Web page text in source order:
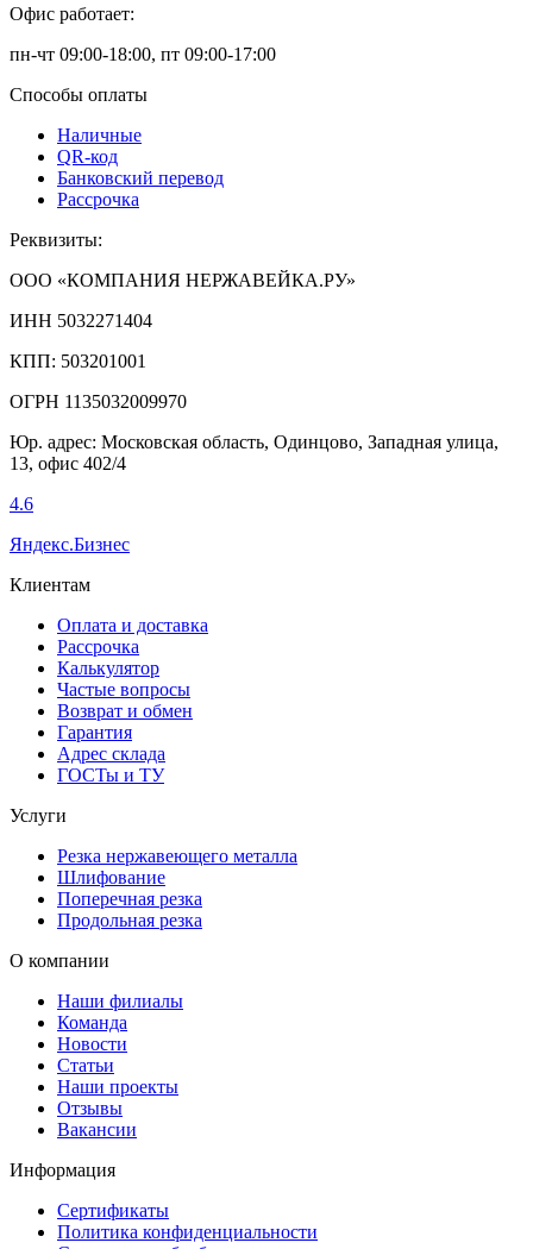
Офис работает:
пн-чт 09:00-18:00, пт 09:00-17:00
Способы оплаты
Наличные
QR-код
Банковский перевод
Рассрочка
Реквизиты:
ООО «КОМПАНИЯ НЕРЖАВЕЙКА.РУ»
ИНН 5032271404
КПП: 503201001
ОГРН 1135032009970
Юр. адрес: Московская область, Одинцово, Западная улица,
13, офис 402/4
4.6
Яндекс.Бизнес
Клиентам
Оплата и доставка
Рассрочка
Калькулятор
Частые вопросы
Возврат и обмен
Гарантия
Адрес склада
ГОСТы и ТУ
Услуги
Резка нержавеющего металла
Шлифование
Поперечная резка
Продольная резка
О компании
Наши филиалы
Команда
Новости
Статьи
Наши проекты
Отзывы
Вакансии
Информация
Сертификаты
Политика конфиденциальности